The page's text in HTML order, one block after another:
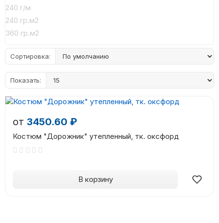
240 г/м
240 гр.м2
360 гр.м2
Сортировка:
Показать:
от 3450.60 ₽
Костюм "Дорожник" утепленный, тк. оксфорд
В корзину